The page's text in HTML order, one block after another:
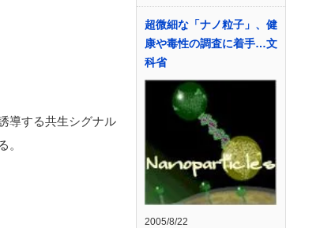
導する共生シグナル
。
超微細な「ナノ粒子」、健
康や毒性の調査に着手…文
科省
2005/8/22